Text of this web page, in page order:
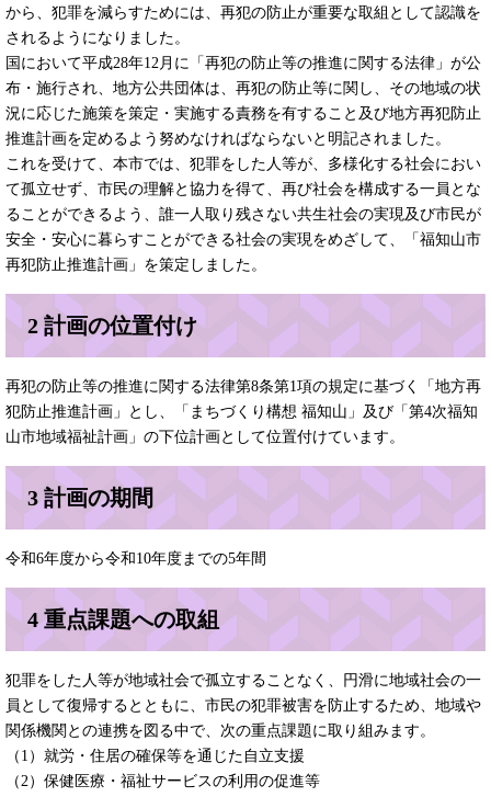
から、犯罪を減らすためには、再犯の防止が重要な取組として認識を
されるようになりました。
国において平成28年12月に「再犯の防止等の推進に関する法律」が公
布・施行され、地方公共団体は、再犯の防止等に関し、その地域の状
況に応じた施策を策定・実施する責務を有すること及び地方再犯防止
推進計画を定めるよう努めなければならないと明記されました。
これを受けて、本市では、犯罪をした人等が、多様化する社会におい
て孤立せず、市民の理解と協力を得て、再び社会を構成する一員とな
ることができるよう、誰一人取り残さない共生社会の実現及び市民が
安全・安心に暮らすことができる社会の実現をめざして、「福知山市
再犯防止推進計画」を策定しました。
2 計画の位置付け
再犯の防止等の推進に関する法律第8条第1項の規定に基づく「地方再
犯防止推進計画」とし、「まちづくり構想 福知山」及び「第4次福知
山市地域福祉計画」の下位計画として位置付けています。
3 計画の期間
令和6年度から令和10年度までの5年間
4 重点課題への取組
犯罪をした人等が地域社会で孤立することなく、円滑に地域社会の一
員として復帰するとともに、市民の犯罪被害を防止するため、地域や
関係機関との連携を図る中で、次の重点課題に取り組みます。
（1）就労・住居の確保等を通じた自立支援
（2）保健医療・福祉サービスの利用の促進等